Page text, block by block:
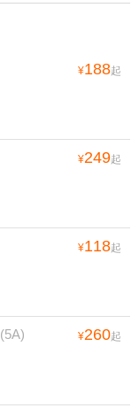
¥188起
¥249起
¥118起
(5A) ¥260起